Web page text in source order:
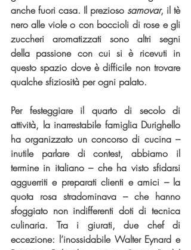
anche fuori casa. Il prezioso samovar, il tè
nero alle viole o con boccioli di rose e gli
zuccheri aromatizzati sono altri segni
della passione con cui si è ricevuti in
questo spazio dove è difficile non trovare
qualche sfiziosità per ogni palato.
Per festeggiare il quarto di secolo di
attività, la inarrestabile famiglia Durighello
ha organizzato un concorso di cucina –
inutile parlare di contest, abbiamo il
termine in italiano – che ha visto sfidarsi
agguerriti e preparati clienti e amici – la
quota rosa stradominava – che hanno
sfoggiato non indifferenti doti di tecnica
culinaria. Tra i giurati, due chef di
eccezione: l’inossidabile Walter Eynard e